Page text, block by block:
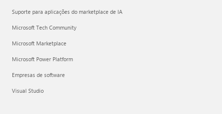
Suporte para aplicações do marketplace de IA
Microsoft Tech Community
Microsoft Marketplace
Microsoft Power Platform
Empresas de software
Visual Studio